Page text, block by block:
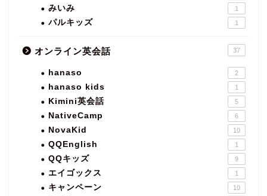
みいみ 1
パルキッズ 1
オンライン英会話 37
hanaso 2
hanaso kids 1
Kimini英会話 5
NativeCamp 6
NovaKid 10
QQEnglish 1
QQキッズ 9
エイゴックス 1
キャンペーン 10